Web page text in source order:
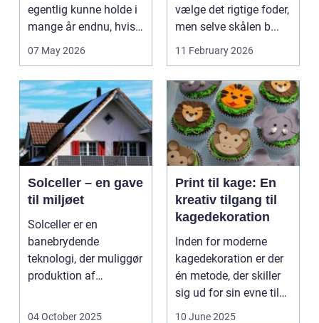
egentlig kunne holde i
mange år endnu, hvis
07 May 2026
vælge det rigtige foder,
men selve skålen b...
11 February 2026
Solceller – en gave
til miljøet
Solceller er en
banebrydende
teknologi, der muliggør
produktion af
udnytt...
04 October 2025
Print til kage: En
kreativ tilgang til
kagedekoration
Inden for moderne
kagedekoration er der
én metode, der skiller
sig ud for sin evne til
10 June 2025